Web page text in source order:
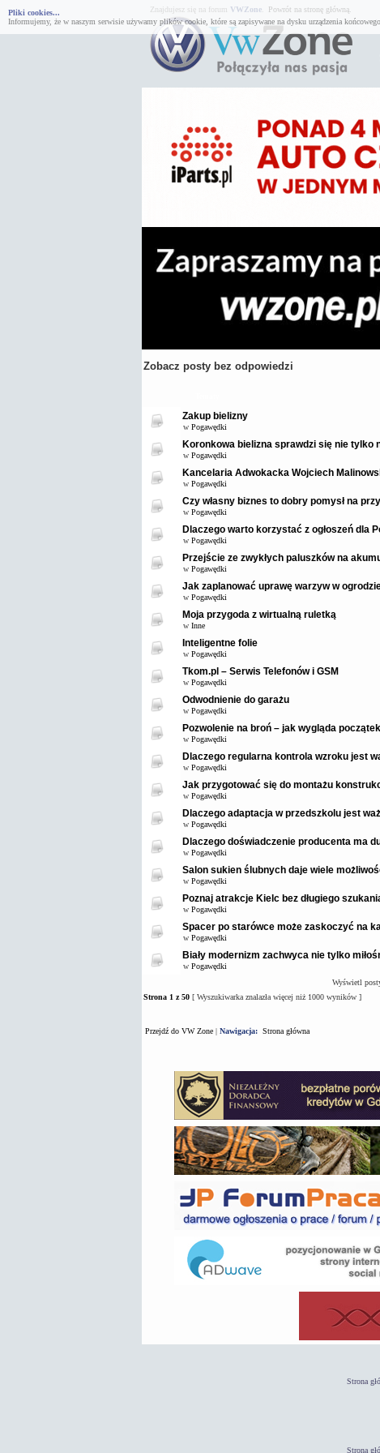
Pliki cookies...
Informujemy, że w naszym serwisie używamy plików cookie, które są zapisywane na dysku urządzenia
Znajdujesz się na forum VWZone. Powrót na stronę główną.
Zobacz posty bez odpowiedzi
Zakup bielizny
w Pogawędki
Koronkowa bielizna sprawdzi się nie tylko
w Pogawędki
Kancelaria Adwokacka Wojciech
w Pogawędki
Czy własny biznes to dobry pomysł na
w Pogawędki
Dlaczego warto korzystać z ogłoszeń dla
w Pogawędki
Przejście ze zwykłych paluszków na
w Pogawędki
Jak zaplanować uprawę warzyw w
w Pogawędki
Moja przygoda z wirtualną ruletką
w Inne
Inteligentne folie
w Pogawędki
Tkom.pl – Serwis Telefonów i GSM
w Pogawędki
Odwodnienie do garażu
w Pogawędki
Pozwolenie na broń – jak wygląda
w Pogawędki
Dlaczego regularna kontrola wzroku jest
w Pogawędki
Jak przygotować się do montażu
w Pogawędki
Dlaczego adaptacja w przedszkolu jest
w Pogawędki
Dlaczego doświadczenie producenta ma
w Pogawędki
Salon sukien ślubnych daje wiele
w Pogawędki
Poznaj atrakcje Kielc bez długiego
w Pogawędki
Spacer po starówce może zaskoczyć na
w Pogawędki
Biały modernizm zachwyca nie tylko
w Pogawędki
Wyświetl
Strona 1 z50[ Wyszukiwarka znalazła więcej niż 1000 wyników ]
Przejdź do VW Zone| Nawigacja: Strona główna
Strona
Strona